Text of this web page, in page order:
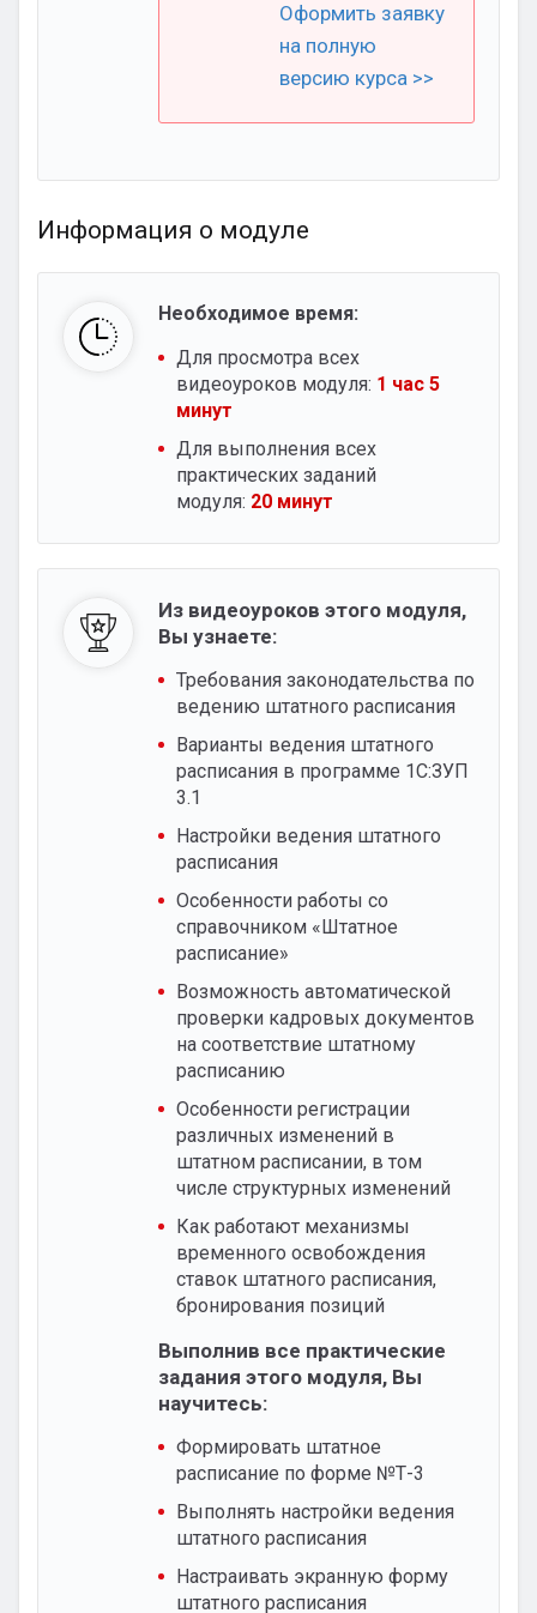
Оформить заявку
на полную
версию курса >>
Информация о модуле
Необходимое время:
Для просмотра всех
видеоуроков модуля: 1 час 5
минут
Для выполнения всех
практических заданий
модуля: 20 минут
Из видеоуроков этого модуля,
Вы узнаете:
Требования законодательства по
ведению штатного расписания
Варианты ведения штатного
расписания в программе 1С:ЗУП
3.1
Настройки ведения штатного
расписания
Особенности работы со
справочником «Штатное
расписание»
Возможность автоматической
проверки кадровых документов
на соответствие штатному
расписанию
Особенности регистрации
различных изменений в
штатном расписании, в том
числе структурных изменений
Как работают механизмы
временного освобождения
ставок штатного расписания,
бронирования позиций
Выполнив все практические
задания этого модуля, Вы
научитесь:
Формировать штатное
расписание по форме №Т-3
Выполнять настройки ведения
штатного расписания
Настраивать экранную форму
штатного расписания